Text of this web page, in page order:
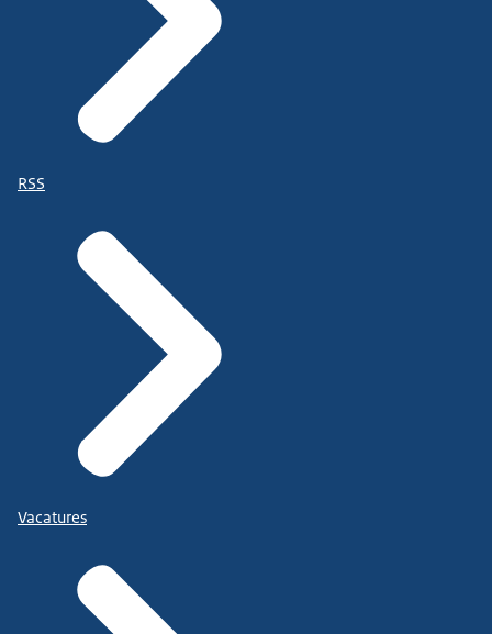
RSS
Vacatures